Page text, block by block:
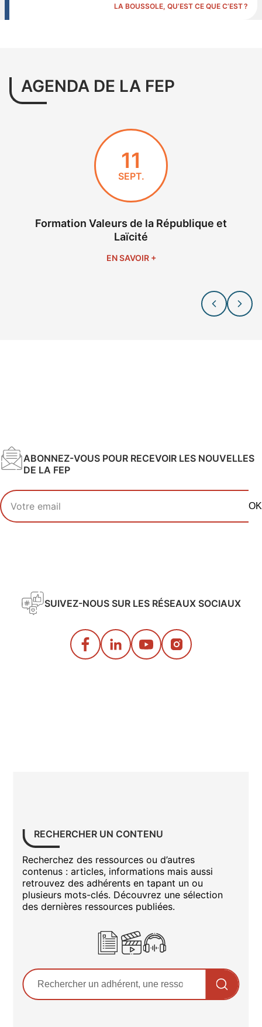
LA BOUSSOLE, QU’EST CE QUE C’EST ?
AGENDA DE LA FEP
11
SEPT.
Formation Valeurs de la République et
Laïcité
EN SAVOIR +
ABONNEZ-VOUS POUR RECEVOIR LES NOUVELLES
DE LA FEP
Votre adresse email
OK
SUIVEZ-NOUS SUR LES RÉSEAUX SOCIAUX
RECHERCHER UN CONTENU
Recherchez des ressources ou d’autres
contenus : articles, informations mais aussi
retrouvez des adhérents en tapant un ou
plusieurs mots-clés. Découvrez une sélection
des dernières ressources publiées.
Rechercher sur le site